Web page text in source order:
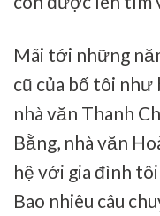
Mãi tới những
cũ của bố tôi như
nhà văn Thanh
Bằng, nhà văn
hệ với gia đình
Bao nhiêu câu